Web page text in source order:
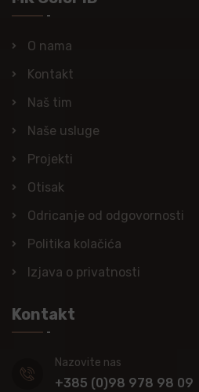
O nama
Kontakt
Naš tim
Naše usluge
Projekti
Otisak
Odricanje od odgovornosti
Politika kolačića
Izjava o privatnosti
Kontakt
Nazovite nas
+385 (0)98 978 98 09